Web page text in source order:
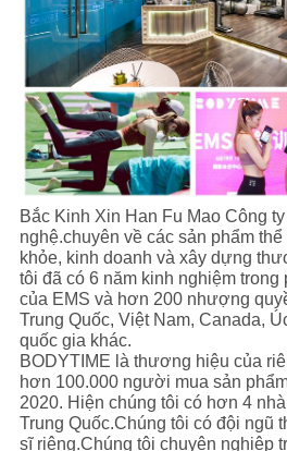
Bắc Kinh Xin Han Fu Mao Công
nghệ.chuyên về các sản phẩm
khỏe, kinh doanh và xây dựng
tôi đã có 6 năm kinh nghiệm
của EMS và hơn 200 nhượng
Trung Quốc, Việt Nam, Canada,
quốc gia khác.
BODYTIME là thương hiệu của
hơn 100.000 người mua sản
2020. Hiện chúng tôi có hơn 4
Trung Quốc.Chúng tôi có đội ngũ
sĩ riêng.Chúng tôi chuyên nghiệp